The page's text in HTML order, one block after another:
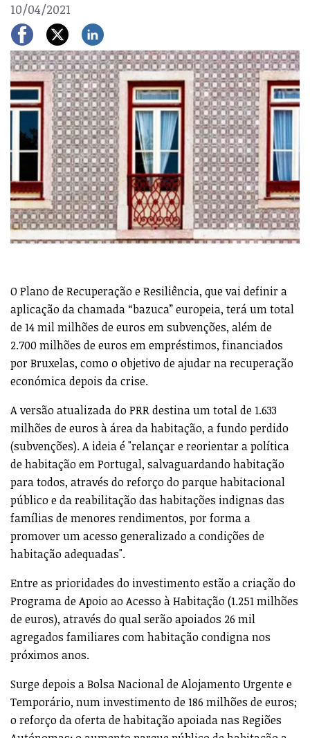
10/04/2021
O Plano de Recuperação e Resiliência, que vai definir a
aplicação da chamada “bazuca” europeia, terá um total
de 14 mil milhões de euros em subvenções, além de
2.700 milhões de euros em empréstimos, financiados
por Bruxelas, como o objetivo de ajudar na recuperação
económica depois da crise.
A versão atualizada do PRR destina um total de 1.633
milhões de euros à área da habitação, a fundo perdido
(subvenções). A ideia é "relançar e reorientar a política
de habitação em Portugal, salvaguardando habitação
para todos, através do reforço do parque habitacional
público e da reabilitação das habitações indignas das
famílias de menores rendimentos, por forma a
promover um acesso generalizado a condições de
habitação adequadas".
Entre as prioridades do investimento estão a criação do
Programa de Apoio ao Acesso à Habitação (1.251 milhões
de euros), através do qual serão apoiados 26 mil
agregados familiares com habitação condigna nos
próximos anos.
Surge depois a Bolsa Nacional de Alojamento Urgente e
Temporário, num investimento de 186 milhões de euros;
o reforço da oferta de habitação apoiada nas Regiões